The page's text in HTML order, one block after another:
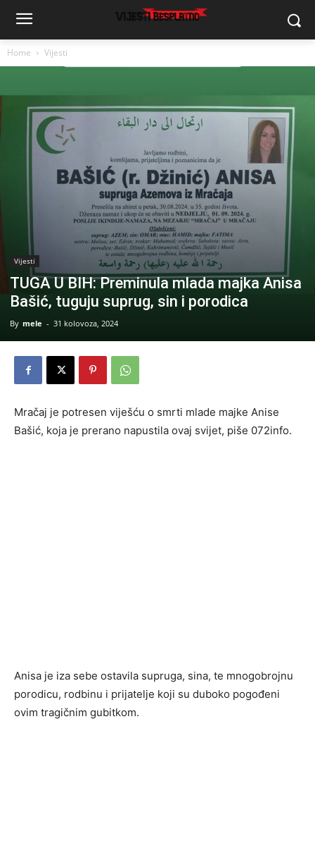
Home Vijesti
Vijesti
TUGA U BIH: Preminula mlada majka Anisa
Bašić, tuguju suprug, sin i porodica
By mele - 31 kolovoza, 2024
Mračaj je potresen viješću o smrti mlade majke Anise
Bašić, koja je prerano napustila ovaj svijet, piše 072info.
Anisa je iza sebe ostavila supruga, sina, te mnogobrojnu
porodicu, rodbinu i prijatelje koji su duboko pogođeni
ovim tragičnim gubitkom.